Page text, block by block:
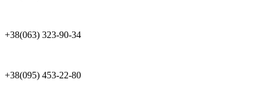
+38(063) 323-90-34
+38(095) 453-22-80